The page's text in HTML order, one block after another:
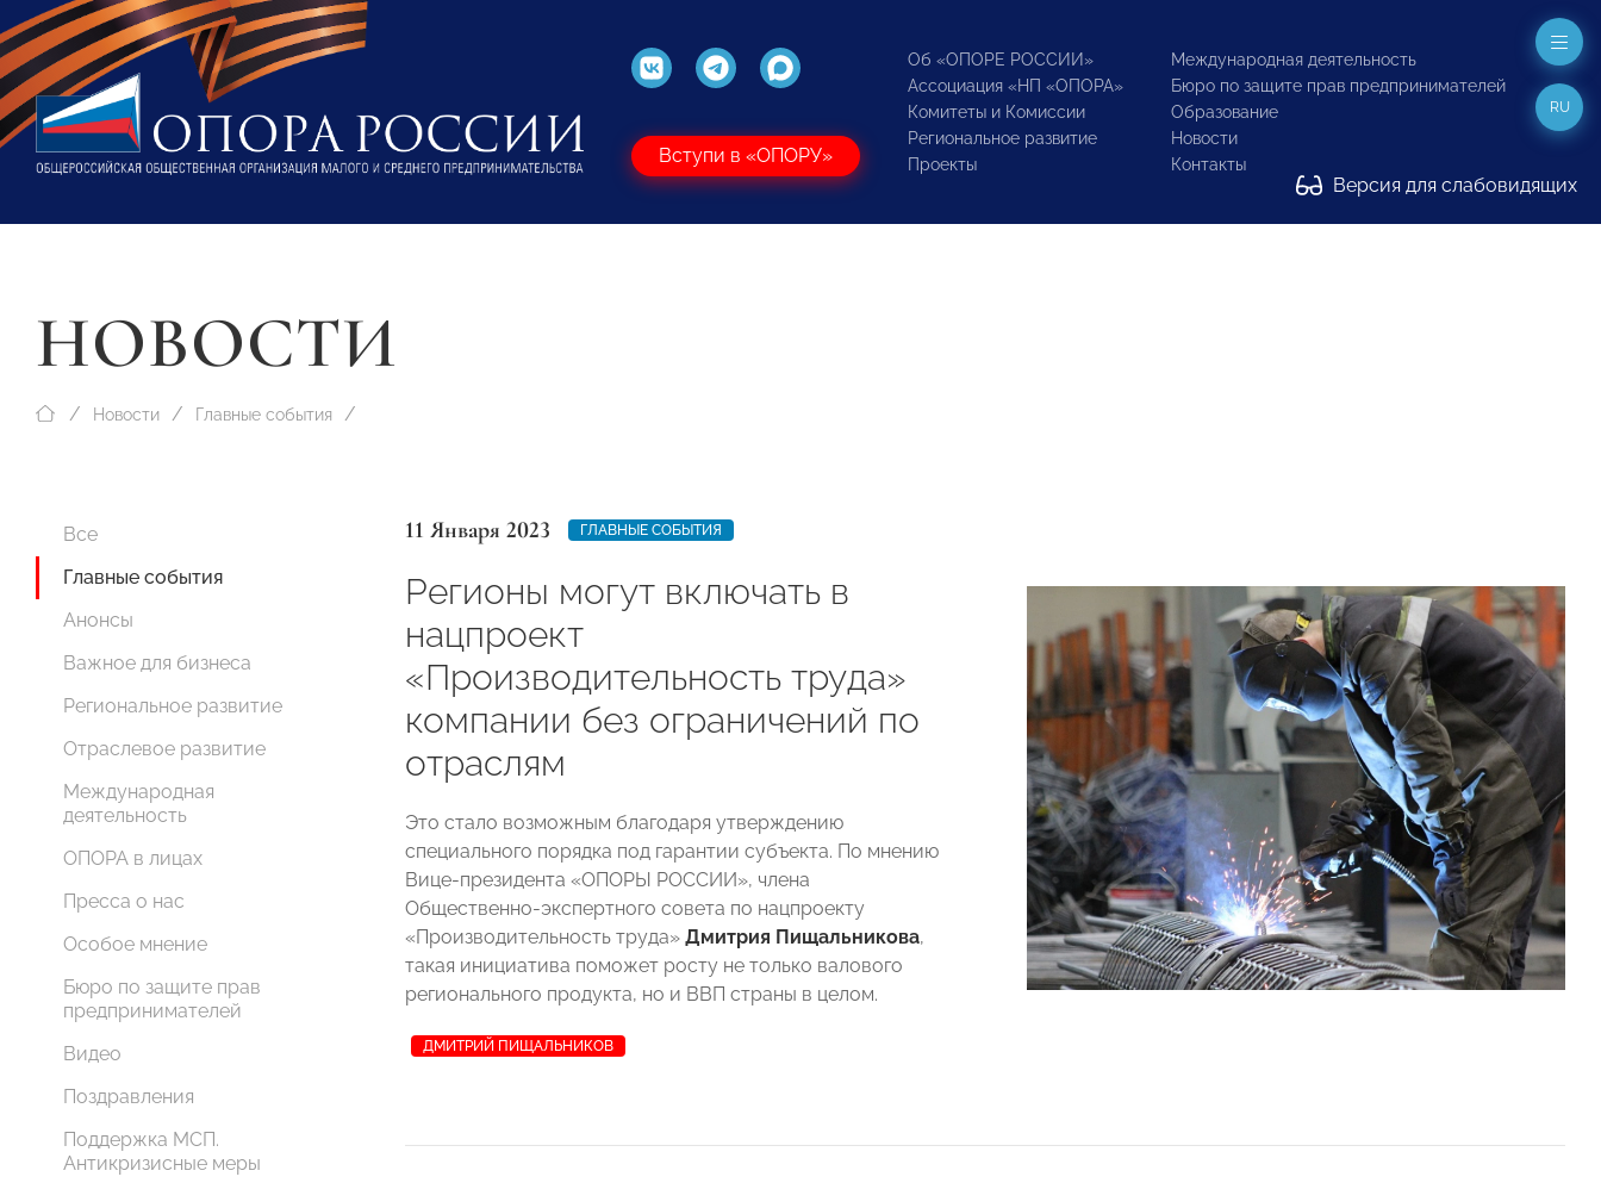
Вступи в «ОПОРУ»
Об «ОПОРЕ РОССИИ»
Ассоциация «НП «ОПОРА»
Комитеты и Комиссии
Региональное развитие
Проекты
Международная деятельность
Бюро по защите прав предпринимателей
Образование
Новости
Контакты
Версия для слабовидящих
RU
НОВОСТИ
Новости Главные события
Все
Главные события
Анонсы
Важное для бизнеса
Региональное развитие
Отраслевое развитие
Международная
деятельность
ОПОРА в лицах
Пресса о нас
Особое мнение
Бюро по защите прав
предпринимателей
Видео
Поздравления
Поддержка МСП.
Антикризисные меры
11 Января 2023 ГЛАВНЫЕ СОБЫТИЯ
Регионы могут включать в
нацпроект
«Производительность труда»
компании без ограничений по
отраслям
Это стало возможным благодаря утверждению
специального порядка под гарантии субъекта. По мнению
Вице-президента «ОПОРЫ РОССИИ», члена
Общественно-экспертного совета по нацпроекту
«Производительность труда» Дмитрия Пищальникова,
такая инициатива поможет росту не только валового
регионального продукта, но и ВВП страны в целом.
ДМИТРИЙ ПИЩАЛЬНИКОВ